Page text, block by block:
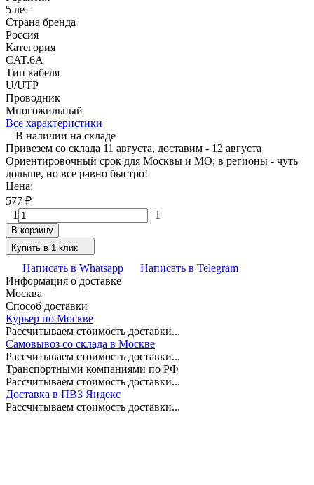
5 лет
Страна бренда
Россия
Категория
CAT.6A
Тип кабеля
U/UTP
Проводник
Многожильный
Все характеристики
В наличии на складе
Привезем со склада 11 августа, доставим - 12 августа
Ориентировочный срок для Москвы и МО; в регионы - чуть
дольше, но все равно быстро!
Цена:
577 ₽
1
1
В корзину
Купить в 1 клик
Написать в Whatsapp
Написать в Telegram
Информация о доставке
Москва
Способ доставки
Курьер по Москве
Рассчитываем стоимость доставки...
Самовывоз со склада в Москве
Рассчитываем стоимость доставки...
Транспортными компаниями по РФ
Рассчитываем стоимость доставки...
Доставка в ПВЗ Яндекс
Рассчитываем стоимость доставки...